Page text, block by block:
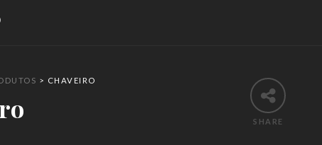
SHARE
> CHAVEIRO